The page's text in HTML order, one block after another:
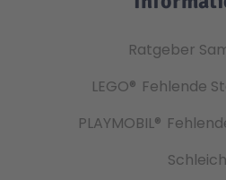
Ratgeber
LEGO® Fehlende
PLAYMOBIL®